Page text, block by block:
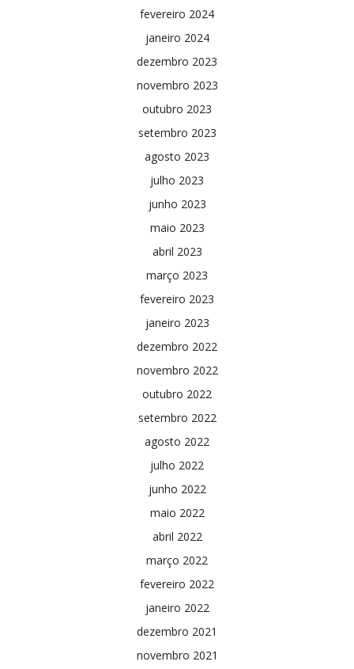
fevereiro 2024
janeiro 2024
dezembro 2023
novembro 2023
outubro 2023
setembro 2023
agosto 2023
julho 2023
junho 2023
maio 2023
abril 2023
março 2023
fevereiro 2023
janeiro 2023
dezembro 2022
novembro 2022
outubro 2022
setembro 2022
agosto 2022
julho 2022
junho 2022
maio 2022
abril 2022
março 2022
fevereiro 2022
janeiro 2022
dezembro 2021
novembro 2021